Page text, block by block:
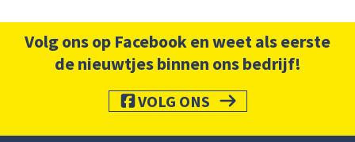
Volg ons op Facebook en weet als eerste
de nieuwtjes binnen ons bedrijf!
VOLG ONS